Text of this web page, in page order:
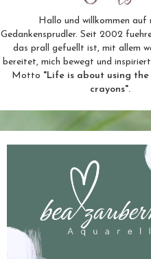
Hallo und willkommen auf
Gedankensprudler. Seit 2002
das prall gefuellt ist, mit allem
bereitet, mich bewegt und
Motto "Life is about using the
crayons".